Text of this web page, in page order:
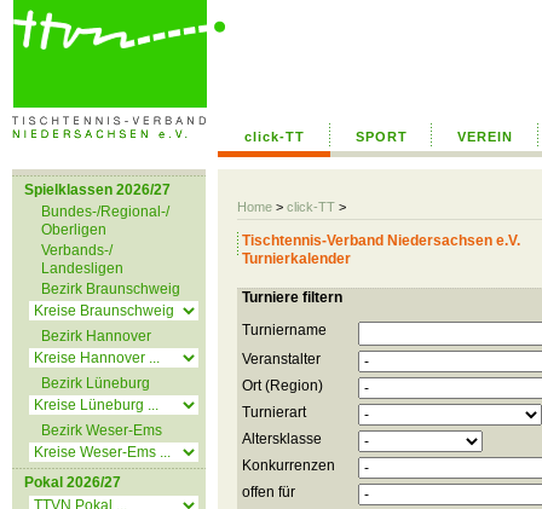
click-TT SPORT VEREIN
Home > click-TT >
Spielklassen 2026/27
Bundes-/Regional-/
Oberligen
Verbands-/
Landesligen
Bezirk Braunschweig
Bezirk Hannover
Bezirk Lüneburg
Bezirk Weser-Ems
Pokal 2026/27
Tischtennis-Verband Niedersachsen e.V.
Turnierkalender
Turniere filtern
Turniername
Veranstalter
Ort (Region)
Turnierart
Altersklasse
Konkurrenzen
offen für